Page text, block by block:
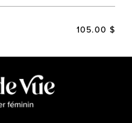
105.00 $